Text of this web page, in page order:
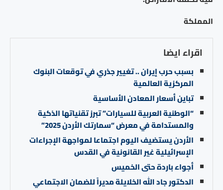
المملكة
اقراء ايضا
بسبب حرب إيران .. تغيير جذري في توقعات البنوك
المركزية العالمية
تباين أسعار المعادن الأساسية
“الوطنية العربية للسيارات” تبرز تقنياتها الذكية
والمستدامة في معرض “سمارتك الأردن 2025”
الأردن يستضيف اليوم اجتماعا لمواجهة الإجراءات
الإسرائيلية غير القانونية في القدس
أجواء باردة حتى الخميس
الدكتور جاد الله الخلايلة مديراً للضمان الاجتماعي